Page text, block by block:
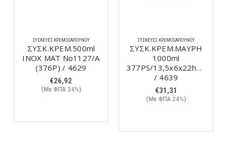
ΣΥΣΚΕΥΈΣ ΚΡΕΜΟΣΆΠΟΥΝΟΥ
ΣΥΣΚ.ΚΡΕΜ.500ml
INOX MAT No1127/A
(376P) / 4629
€26,92
(Με ΦΠΑ 24%)
ΣΥΣΚΕΥΈΣ ΚΡΕΜΟΣΆΠΟΥΝΟΥ
ΣΥΣΚ.ΚΡΕΜ.ΜΑΥΡH
1000ml
377PS/13,5x6x22hcm
/ 4639
€31,31
(Με ΦΠΑ 24%)